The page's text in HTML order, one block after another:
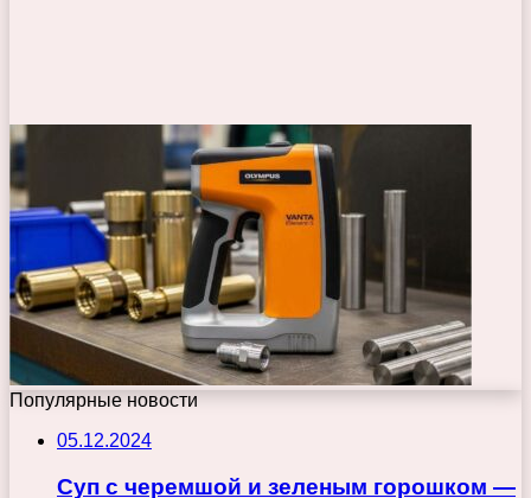
Популярные новости
05.12.2024
Суп с черемшой и зеленым горошком —